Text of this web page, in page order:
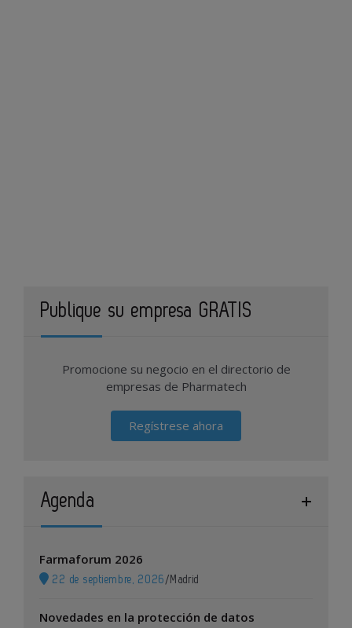
Publique su empresa GRATIS
Promocione su negocio en el directorio de
empresas de Pharmatech
Regístrese ahora
Agenda
Farmaforum 2026
22 de septiembre, 2026 / Madrid
Novedades en la protección de datos